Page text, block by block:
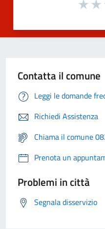
Contatta il comune
Leggi le domande
Richiedi Assistenza
Chiama il comune
Prenota un
Problemi in città
Segnala disservizio